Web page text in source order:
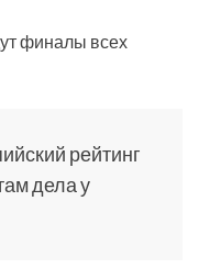
финалы всех
рейтинг
дела у